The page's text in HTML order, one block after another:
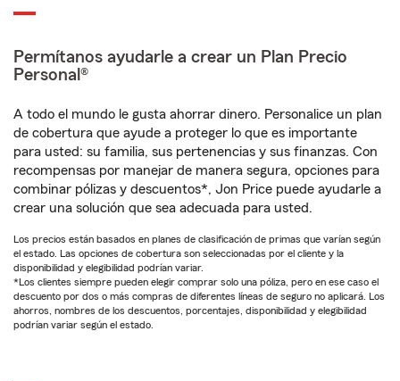
Permítanos ayudarle a crear un Plan Precio
Personal®
A todo el mundo le gusta ahorrar dinero. Personalice un plan
de cobertura que ayude a proteger lo que es importante
para usted: su familia, sus pertenencias y sus finanzas. Con
recompensas por manejar de manera segura, opciones para
combinar pólizas y descuentos*, Jon Price puede ayudarle a
crear una solución que sea adecuada para usted.
Los precios están basados en planes de clasificación de primas que varían según
el estado. Las opciones de cobertura son seleccionadas por el cliente y la
disponibilidad y elegibilidad podrían variar.
*Los clientes siempre pueden elegir comprar solo una póliza, pero en ese caso el
descuento por dos o más compras de diferentes líneas de seguro no aplicará. Los
ahorros, nombres de los descuentos, porcentajes, disponibilidad y elegibilidad
podrían variar según el estado.